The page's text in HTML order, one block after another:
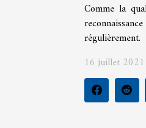
Comme la
régulièrement.
16 juillet